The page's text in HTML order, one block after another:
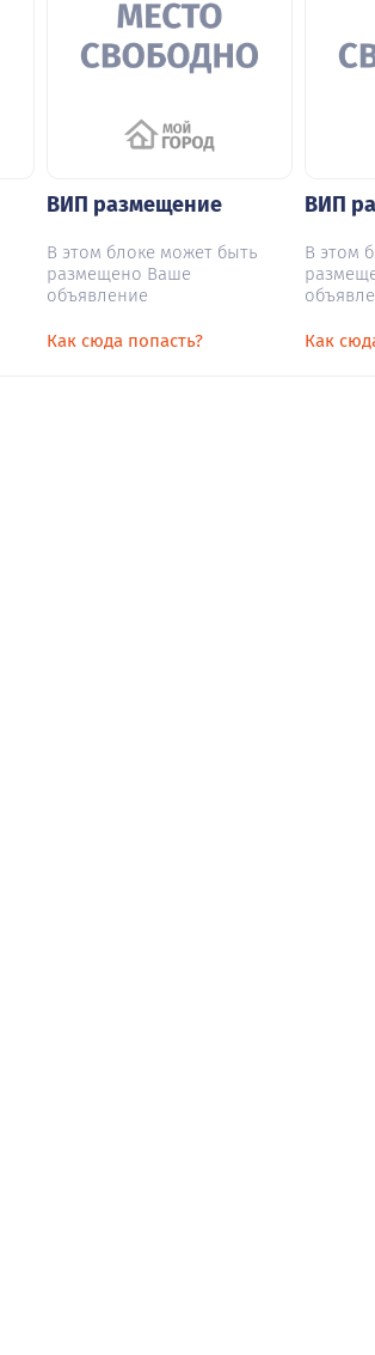
ВИП размещение
В этом блоке может быть
размещено Ваше
объявление
Как сюда попасть?
ВИП
В этом
Как